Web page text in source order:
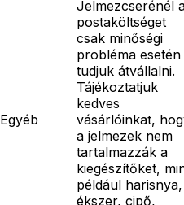
Egyéb
Jelmezcserénél
postaköltséget
csak minőségi
probléma esetén
tudjuk átvállalni.
Tájékoztatjuk
kedves
vásárlóinkat,
a jelmezek nem
tartalmazzák a
kiegészítőket,
például harisnya,
ékszer, cipő,